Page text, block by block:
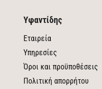
Υφαντίδης
Εταιρεία
Υπηρεσίες
Όροι και προϋποθέσεις
Πολιτική απορρήτου